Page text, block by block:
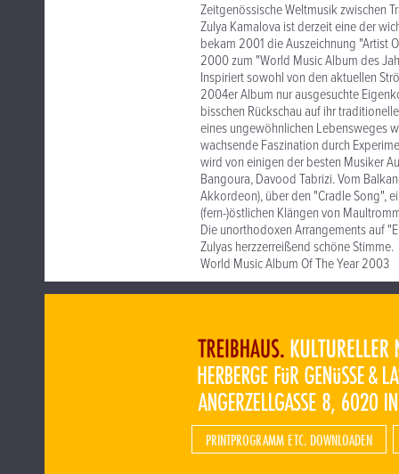
Zeitgenössische Weltmusik zwischen
Zulya Kamalova ist derzeit eine der
bekam 2001 die Auszeichnung "Artist
2000 zum "World Music Album des
Inspiriert sowohl von den aktuellen
2004er Album nur ausgesuchte
bisschen Rückschau auf ihr
eines ungewöhnlichen Lebensweges
wachsende Faszination durch
wird von einigen der besten Musiker
Bangoura, Davood Tabrizi. Vom
Akkordeon), über den "Cradle Song",
(fern-)östlichen Klängen von
Die unorthodoxen Arrangements auf
Zulyas herzzerreißend schöne Stimme.
World Music Album Of The Year 2003
PRINTPROGRAMM ETC. DOWNLOADEN